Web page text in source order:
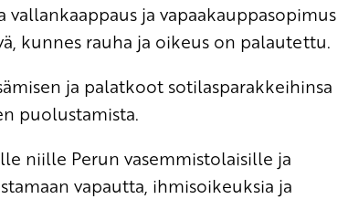
ja vapaakauppasopimus
kunnes rauha ja oikeus on palautettu.
ja palatkoot sotilasparakkeihinsa
puolustamista.
niille Perun vasemmistolaisille ja
vapautta, ihmisoikeuksia ja